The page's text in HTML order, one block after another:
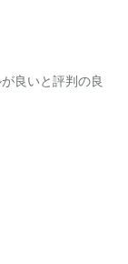
良いと評判の良